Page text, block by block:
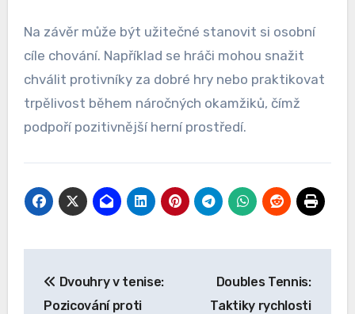
Na závěr může být užitečné stanovit si osobní
cíle chování. Například se hráči mohou snažit
chválit protivníky za dobré hry nebo praktikovat
trpělivost během náročných okamžiků, čímž
podpoří pozitivnější herní prostředí.
navigation
Dvouhry v tenise:
Pozicování proti
Doubles Tennis:
Taktiky rychlosti